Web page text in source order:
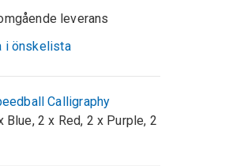
leverans
i önskelista
Calligraphy
Blue, 2 x Red, 2 x Purple, 2